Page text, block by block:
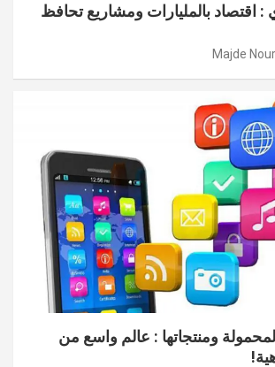
: اقتصاد بالمليارات ومشاريع تحافظ
Majde
ومنتجاتها : عالم واسع من